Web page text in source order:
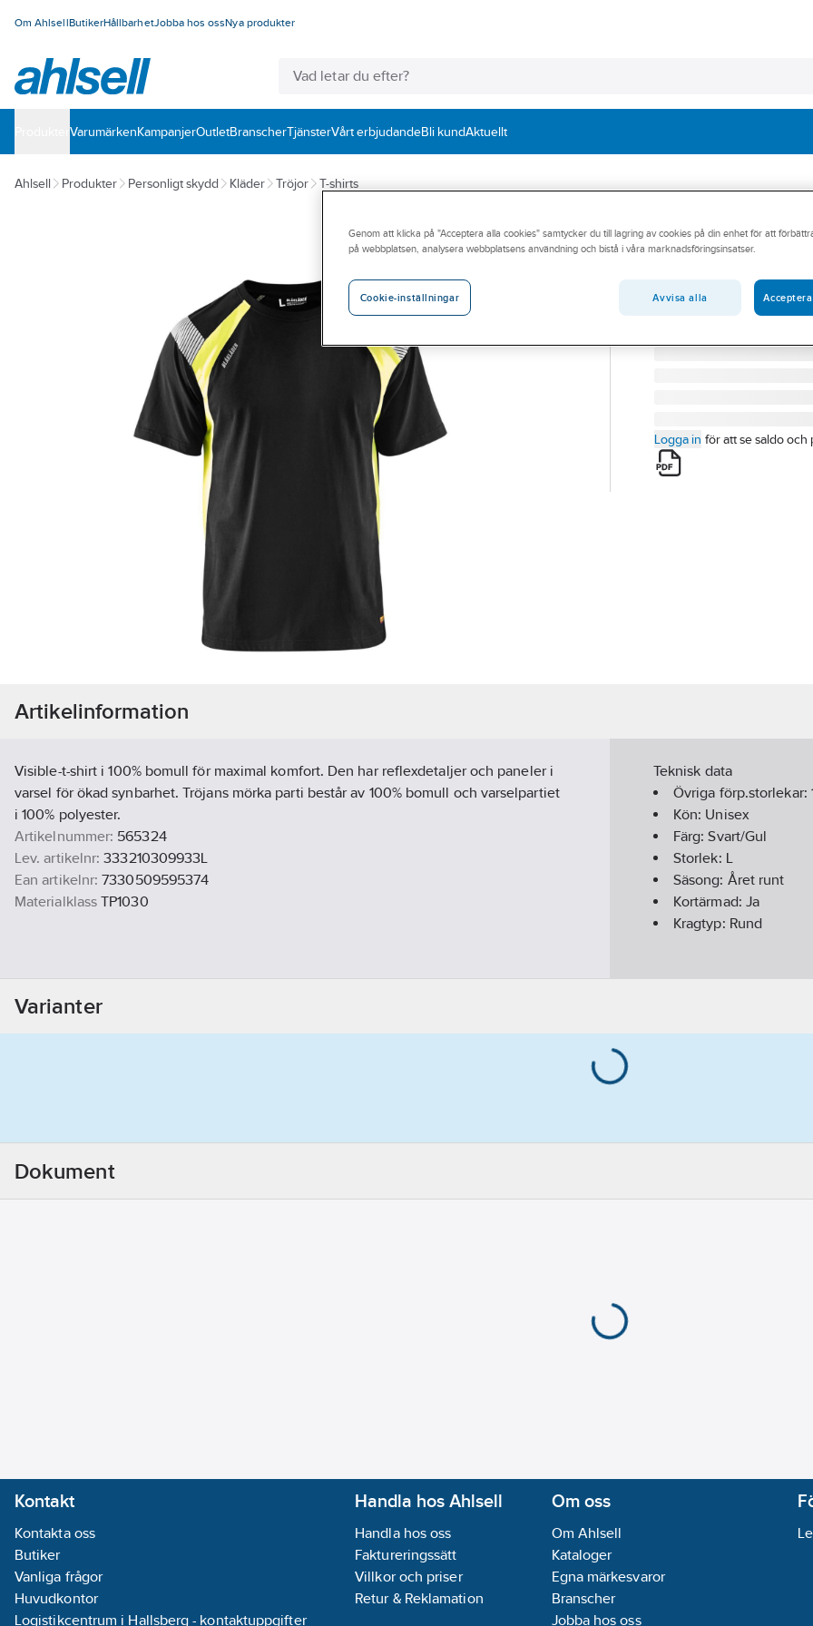
Om AhlsellButikerHållbarhetJobba hos ossNya produkter
VarumärkenKampanjerOutletBranscherTjänsterVårt erbjudandeBli kundAktuellt
Ahlsell Produkter Personligt skydd Kläder Tröjor T-shirts
BLÅKLÄDER
T-shirt
T-SHIRT BLK 3332-
Artikelnummer:
565324
Logga in för att se saldo och
Artikelinformation
Visible-t-shirt i 100% bomull för maximal komfort. Den har reflexdetaljer och paneler i
varsel för ökad synbarhet. Tröjans mörka parti består av 100% bomull och varselpartiet
i 100% polyester.
Artikelnummer: 565324
Lev. artikelnr: 333210309933L
Ean artikelnr: 7330509595374
Materialklass TP1030
Teknisk data
Övriga förp.storlekar:
Kön: Unisex
Färg:Svart/Gul
Storlek: L
Säsong: Året runt
Kortärmad: Ja
Kragtyp: Rund
Varianter
Dokument
Kontakt
Kontakta oss
Butiker
Vanliga frågor
Huvudkontor
Logistikcentrum i Hallsberg - kontaktuppgifter
Handla hos Ahlsell
Handla hos oss
Faktureringssätt
Villkor och priser
Retur & Reklamation
Om oss
Om Ahlsell
Kataloger
Egna märkesvaror
Branscher
Jobba hos oss
Genom att klicka på "Acceptera alla cookies" samtycker du till lagring av cookies på din enhet för att
på webbplatsen, analysera webbplatsens användning och bistå i våra marknadsföringsinsatser.
Cookie-inställningar Avvisa alla